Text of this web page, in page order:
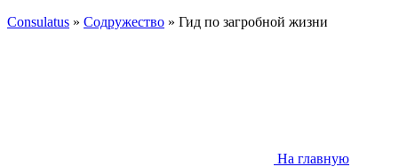
Consulatus » Содружество » Гид по загробной жизни
На главную